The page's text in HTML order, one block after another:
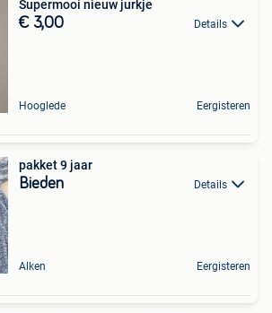
Supermooi nieuw jurkje
€ 3,00 Details
Hooglede Eergisteren
pakket 9 jaar
Bieden Details
Alken Eergisteren